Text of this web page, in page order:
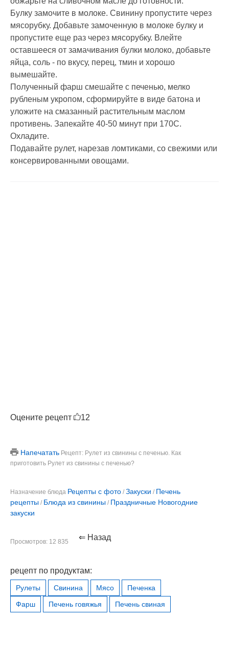
Булку замочите в молоке. Свинину пропустите через
мясорубку. Добавьте замоченную в молоке булку и
пропустите еще раз через мясорубку. Влейте
оставшееся от замачивания булки молоко, добавьте
яйца, соль - по вкусу, перец, тмин и хорошо
вымешайте.
Полученный фарш смешайте с печенью, мелко
рубленым укропом, сформируйте в виде батона и
уложите на смазанный растительным маслом
противень. Запекайте 40-50 минут при 170С.
Охладите.
Подавайте рулет, нарезав ломтиками, со свежими или
консервированными овощами.
Оцените рецепт 12
Напечатать Рецепт: Рулет из свинины с печенью. Как
приготовить Рулет из свинины с печенью?
Назначение блюда Рецепты с фото / Закуски / Печень
рецепты / Блюда из свинины / Праздничные Новогодние
закуски
Просмотров: 12 835 ⇐ Назад
рецепт по продуктам:
Рулеты Свинина Мясо
Печенка
Фарш
Печень говяжья Печень свиная